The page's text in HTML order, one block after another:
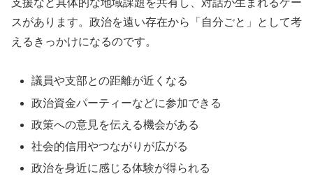
スがあります。政治を遠い存在から「自分ごと」として考
えるきっかけになるのです。
議員や支部との距離が近くなる
政治資金パーティーなどに参加できる
政策への意見を伝える機会がある
社会的信用やつながりが広がる
政治を身近に感じる体験が得られる